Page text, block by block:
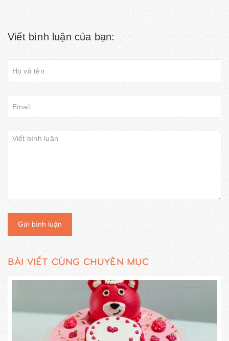
Viết bình luận của bạn:
Gửi bình luận
BÀI VIẾT CÙNG CHUYÊN MỤC